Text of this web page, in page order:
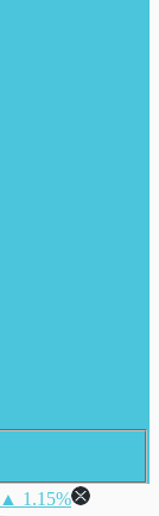
▲ 1.15%